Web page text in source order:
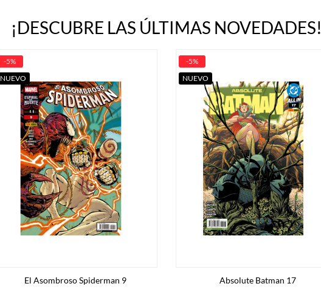
¡DESCUBRE LAS ÚLTIMAS NOVEDADES!
El Asombroso Spiderman 9
-5%
NUEVO
Absolute Batman 17
-5%
NUEVO